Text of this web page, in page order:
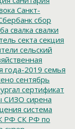
Санкт-
сбор
свалка свалки
секта секция
сельский
года-2019 семья
сентябрь
сертификат
СИЗО сирена
система
РФ СК РФ по